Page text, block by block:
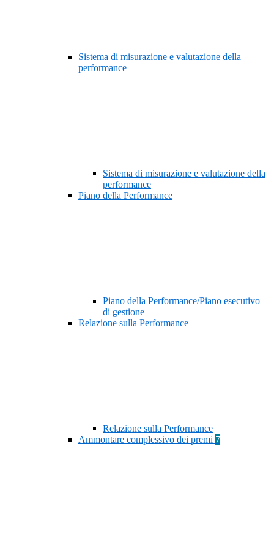
Sistema di misurazione e valutazione della
performance
Sistema di misurazione e valutazione della
performance
Piano della Performance
Piano della Performance/Piano esecutivo
di gestione
Relazione sulla Performance
Relazione sulla Performance
Ammontare complessivo dei premi 7